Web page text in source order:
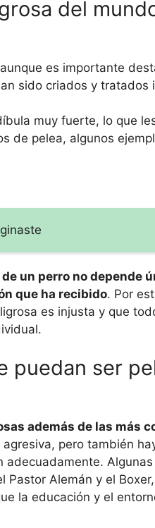
del
es importante
sido criados y tratados
muy fuerte, lo que
de pelea, algunos
un perro no depende
que ha recibido. Por
es injusta y que
puedan ser
además de las más
pero también
Pastor Alemán y el
la educación y el